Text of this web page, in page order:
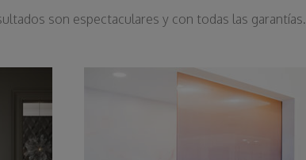
son espectaculares y con todas las garantías.